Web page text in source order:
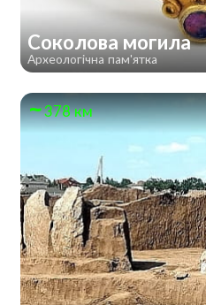
Соколова могила
Археологічна пам'ятка
378 км